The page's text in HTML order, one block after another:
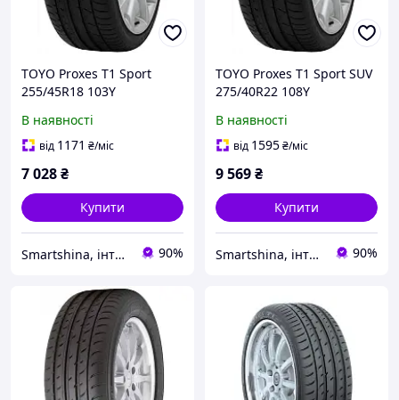
TOYO Proxes T1 Sport
255/45R18 103Y
В наявності
від 1171 ₴/міс
7 028₴
Купити
Smartshina, інтернет-магазин шин з доставкою по Україні 90%
TOYO Proxes T1 Sport SUV
275/40R22 108Y
В наявності
від 1595₴/міс
9 569₴
Купити
Smartshina, інтернет-магазин шин з доставкою по Україні 90%